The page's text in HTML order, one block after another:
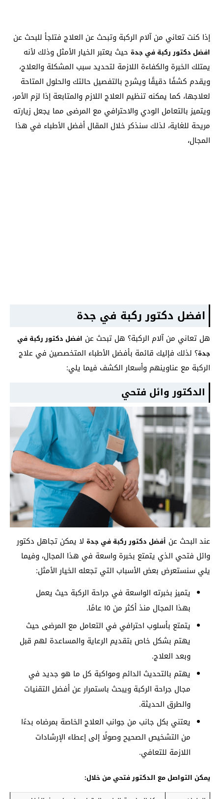
إذا كنت تعاني من آلام الركبة وتبحث عن العلاج فتلجأ للبحث عن
افضل دكتور ركبة في جدة حيث يعتبر الخيار الأمثل وذلك لأنه
يمتلك الخبرة والكفاءة اللازمة لتحديد سبب المشكلة والعلاج،
ويقدم كشفًا دقيقًا ويشرح بالتفصيل حالتك والحلول المتاحة
لعلاجها، كما يمكنه تنظيم العلاج اللازم والمتابعة إذا لزم الأمر،
ويتميز بالتعامل الودي والاحترافي مع المرضى مما يجعل زيارته
مريحة للغاية، لذلك سنذكر خلال المقال أفضل الأطباء في هذا
المجال،
افضل دكتور ركبة في جدة
هل تعاني من آلام الركبة؟ هل تبحث عن افضل دكتور ركبة في
جدة؟ لذلك فإليك قائمة بأفضل الأطباء المتخصصين في علاج
الركبة مع عناوينهم وأسعار الكشف فيما يلي:
الدكتور وائل فتحي
عند البحث عن أفضل دكتور ركبة في جدة لا يمكن تجاهل دكتور
وائل فتحي الذي يتمتع بخبرة واسعة في هذا المجال، وفيما
يلي سنستعرض بعض الأسباب التي تجعله الخيار الأمثل:
يتميز بخبرته الواسعة في جراحة الركبة حيث يعمل
بهذا المجال منذ أكثر من ١٥ عامًا.
يتمتع بأسلوب احترافي في التعامل مع المرضى حيث
يهتم بشكل خاص بتقديم الرعاية والمساعدة لهم قبل
وبعد العلاج.
يهتم بالتحديث الدائم ومواكبة كل ما هو جديد في
مجال جراحة الركبة ويبحث باستمرار عن أفضل التقنيات
والطرق الحديثة.
يعتني بكل جانب من جوانب العلاج الخاصة بمرضاه بدءًا
من التشخيص الصحيح وصولًا إلى إعطاء الإرشادات
اللازمة للتعافي.
يمكن التواصل مع الدكتور فتحي من خلال: